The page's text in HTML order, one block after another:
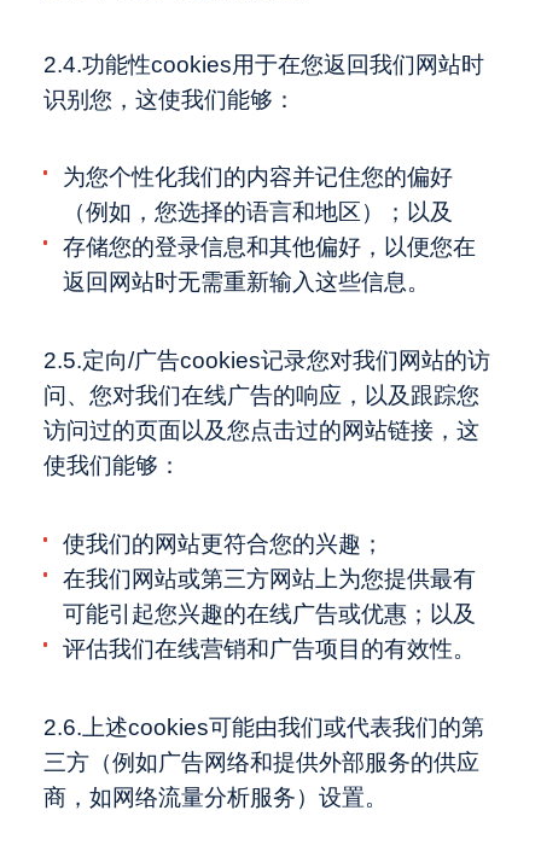
2.4.功能性cookies用于在您返回我们网站时
识别您，这使我们能够：
为您个性化我们的内容并记住您的偏好
（例如，您选择的语言和地区）；以及
存储您的登录信息和其他偏好，以便您在
返回网站时无需重新输入这些信息。
2.5.定向/广告cookies记录您对我们网站的访
问、您对我们在线广告的响应，以及跟踪您
访问过的页面以及您点击过的网站链接，这
使我们能够：
使我们的网站更符合您的兴趣；
在我们网站或第三方网站上为您提供最有
可能引起您兴趣的在线广告或优惠；以及
评估我们在线营销和广告项目的有效性。
2.6.上述cookies可能由我们或代表我们的第
三方（例如广告网络和提供外部服务的供应
商，如网络流量分析服务）设置。